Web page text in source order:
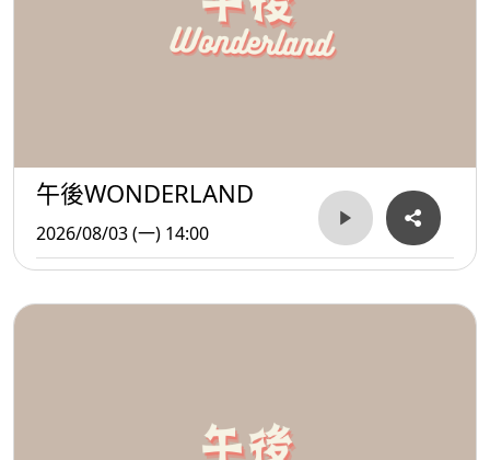
午後WONDERLAND
2026/08/03 (一) 14:00